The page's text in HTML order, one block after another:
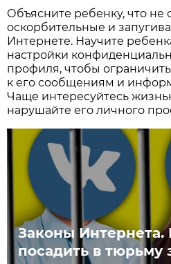
Объясните ребенку, что не
оскорбительные и
Интернете. Научите
настройки
профиля, чтобы
к его сообщениям и
Чаще интересуйтесь
нарушайте его личного
Законы Интернета.
посадить в тюрьму